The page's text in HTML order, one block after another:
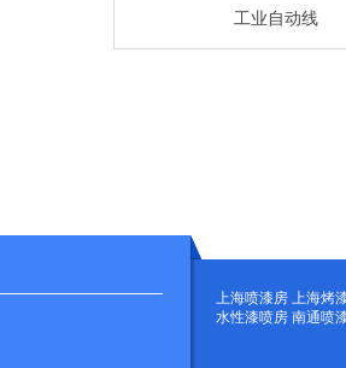
工业自动线
上海喷漆房 上海烤
水性漆喷房 南通喷